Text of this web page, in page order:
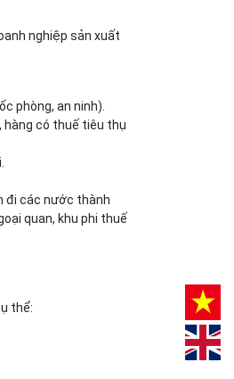
nghiệp sản xuất
phòng, an ninh).
hàng có thuế tiêu thụ
đi các nước thành
quan, khu phi thuế
thể: